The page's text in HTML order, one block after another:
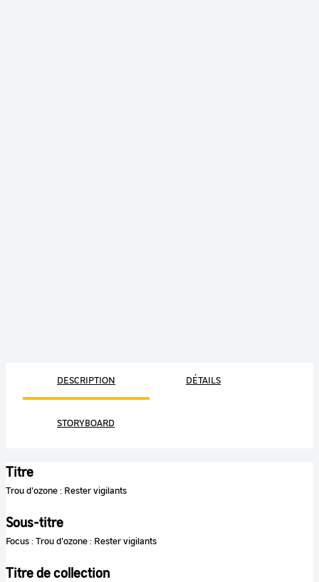
DESCRIPTION DÉTAILS
STORYBOARD
Titre
Trou d'ozone : Rester vigilants
Sous-titre
Focus : Trou d'ozone : Rester vigilants
Titre de collection